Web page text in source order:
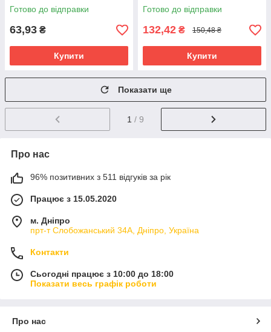
Готово до відправки
63,93 ₴
Купити
Готово до відправки
132,42 ₴ 150,48 ₴
Купити
Показати ще
1 / 9
Про нас
96% позитивних з 511 відгуків за рік
Працює з 15.05.2020
м. Дніпро
прт-т Слобожанський 34А, Дніпро, Україна
Контакти
Сьогодні працює з 10:00 до 18:00
Показати весь графік роботи
Про нас